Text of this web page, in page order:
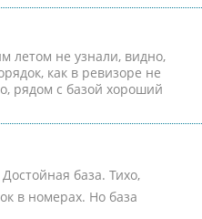
летом не узнали, видно,
как в ревизоре не
рядом с базой хороший
база. Тихо,
в номерах. Но база